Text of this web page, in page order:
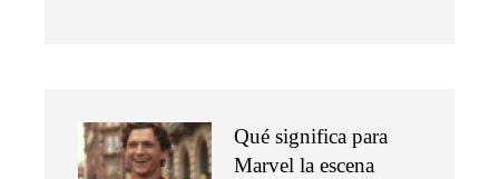
Qué significa para
Marvel la escena